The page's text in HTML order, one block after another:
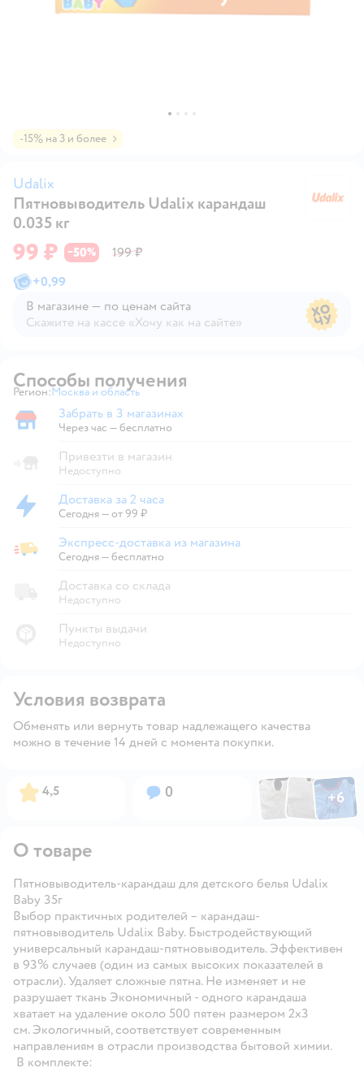
-15% на 3 и более
Udalix
Пятновыводитель Udalix карандаш
0.035 кг
99 ₽ −50%
199 ₽
+0,99
В магазине — по ценам сайта
Скажите на кассе «Хочу как на сайте»
Способы получения
Регион: Выбор адреса доставки.
Москва и область
Забрать в магазине
Забрать в 3 магазинах
Через час — бесплатно
Привезти в магазин
Недоступно
Доставка за 2 часа
Доставка за 2 часа
Сегодня—от 99 ₽
Экспресс-доставка из магазина
Экспресс-доставка из магазина
Сегодня—бесплатно
Доставка со склада
Недоступно
Пункты выдачи
Недоступно
Условия возврата
Обменять или вернуть товар надлежащего качества
можно в течение 14 дней с момента покупки.
Рейтинг:
4,5 Вопросов:
0 ФотоФотоФото
+6
Открыть
О товаре
Пятновыводитель-карандаш для детского белья Udalix
Baby 35г
Выбор практичных родителей – карандаш-
пятновыводитель Udalix Baby. Быстродействующий
универсальный карандаш-пятновыводитель. Эффективен
в 93% случаев (один из самых высоких показателей в
отрасли). Удаляет сложные пятна. Не изменяет и не
разрушает ткань Экономичный - одного карандаша
хватает на удаление около 500 пятен размером 2x3
см. Экологичный, соответствует современным
направлениям в отрасли производства бытовой химии.
В комплекте: